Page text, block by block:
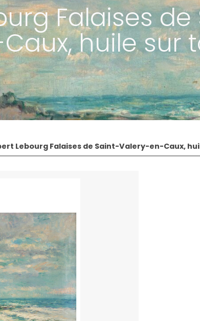
Falaises
huile sur
Lebourg Falaises de Saint-Valery-en-Caux,